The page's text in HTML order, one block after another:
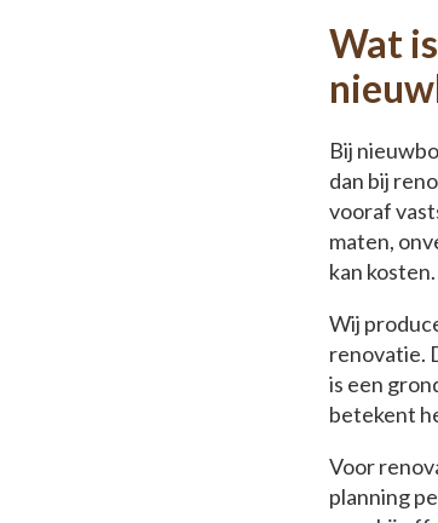
Wat
Bij
dan bij
vooraf
maten,
kan kosten.
Wij
renovatie.
is een
betekent
Voor
planning